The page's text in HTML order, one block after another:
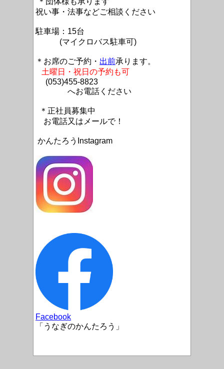
祝い事・法事などご相談ください
駐車場：15台
(マイクロバス駐車可)
＊お席のご予約・ 出前承ります。
土曜日・祝日の予約も可
(053)455-8823
へお電話ください
＊正社員募集中
お電話又はメールで！
かんたろうInstagram
Facebook
「うなぎのかんたろう」